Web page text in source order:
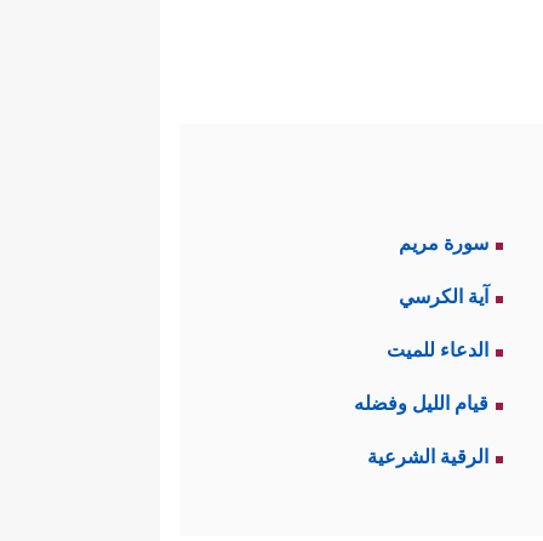
سورة مريم
آية الكرسي
الدعاء للميت
قيام الليل وفضله
الرقية الشرعية